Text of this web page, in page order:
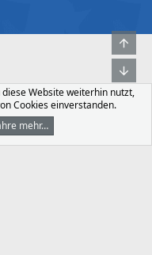
Anmelden
Website weiterhin nutzt,
Cookies einverstanden.
mehr…